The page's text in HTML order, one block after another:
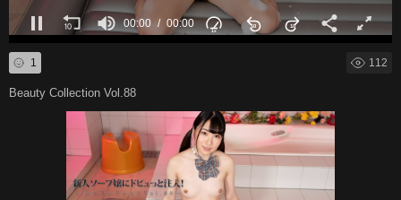
Indonesia Filipino
Português
हिन्दी Español
Italiano Nederlands
00:00 00:00
1 112
Beauty Collection Vol.88